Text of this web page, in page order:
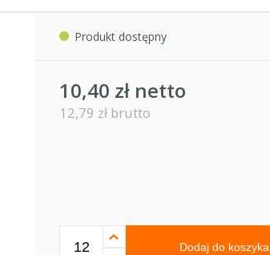
Produkt dostępny
10,40 zł netto
12,79 zł brutto
Dodaj do koszyka